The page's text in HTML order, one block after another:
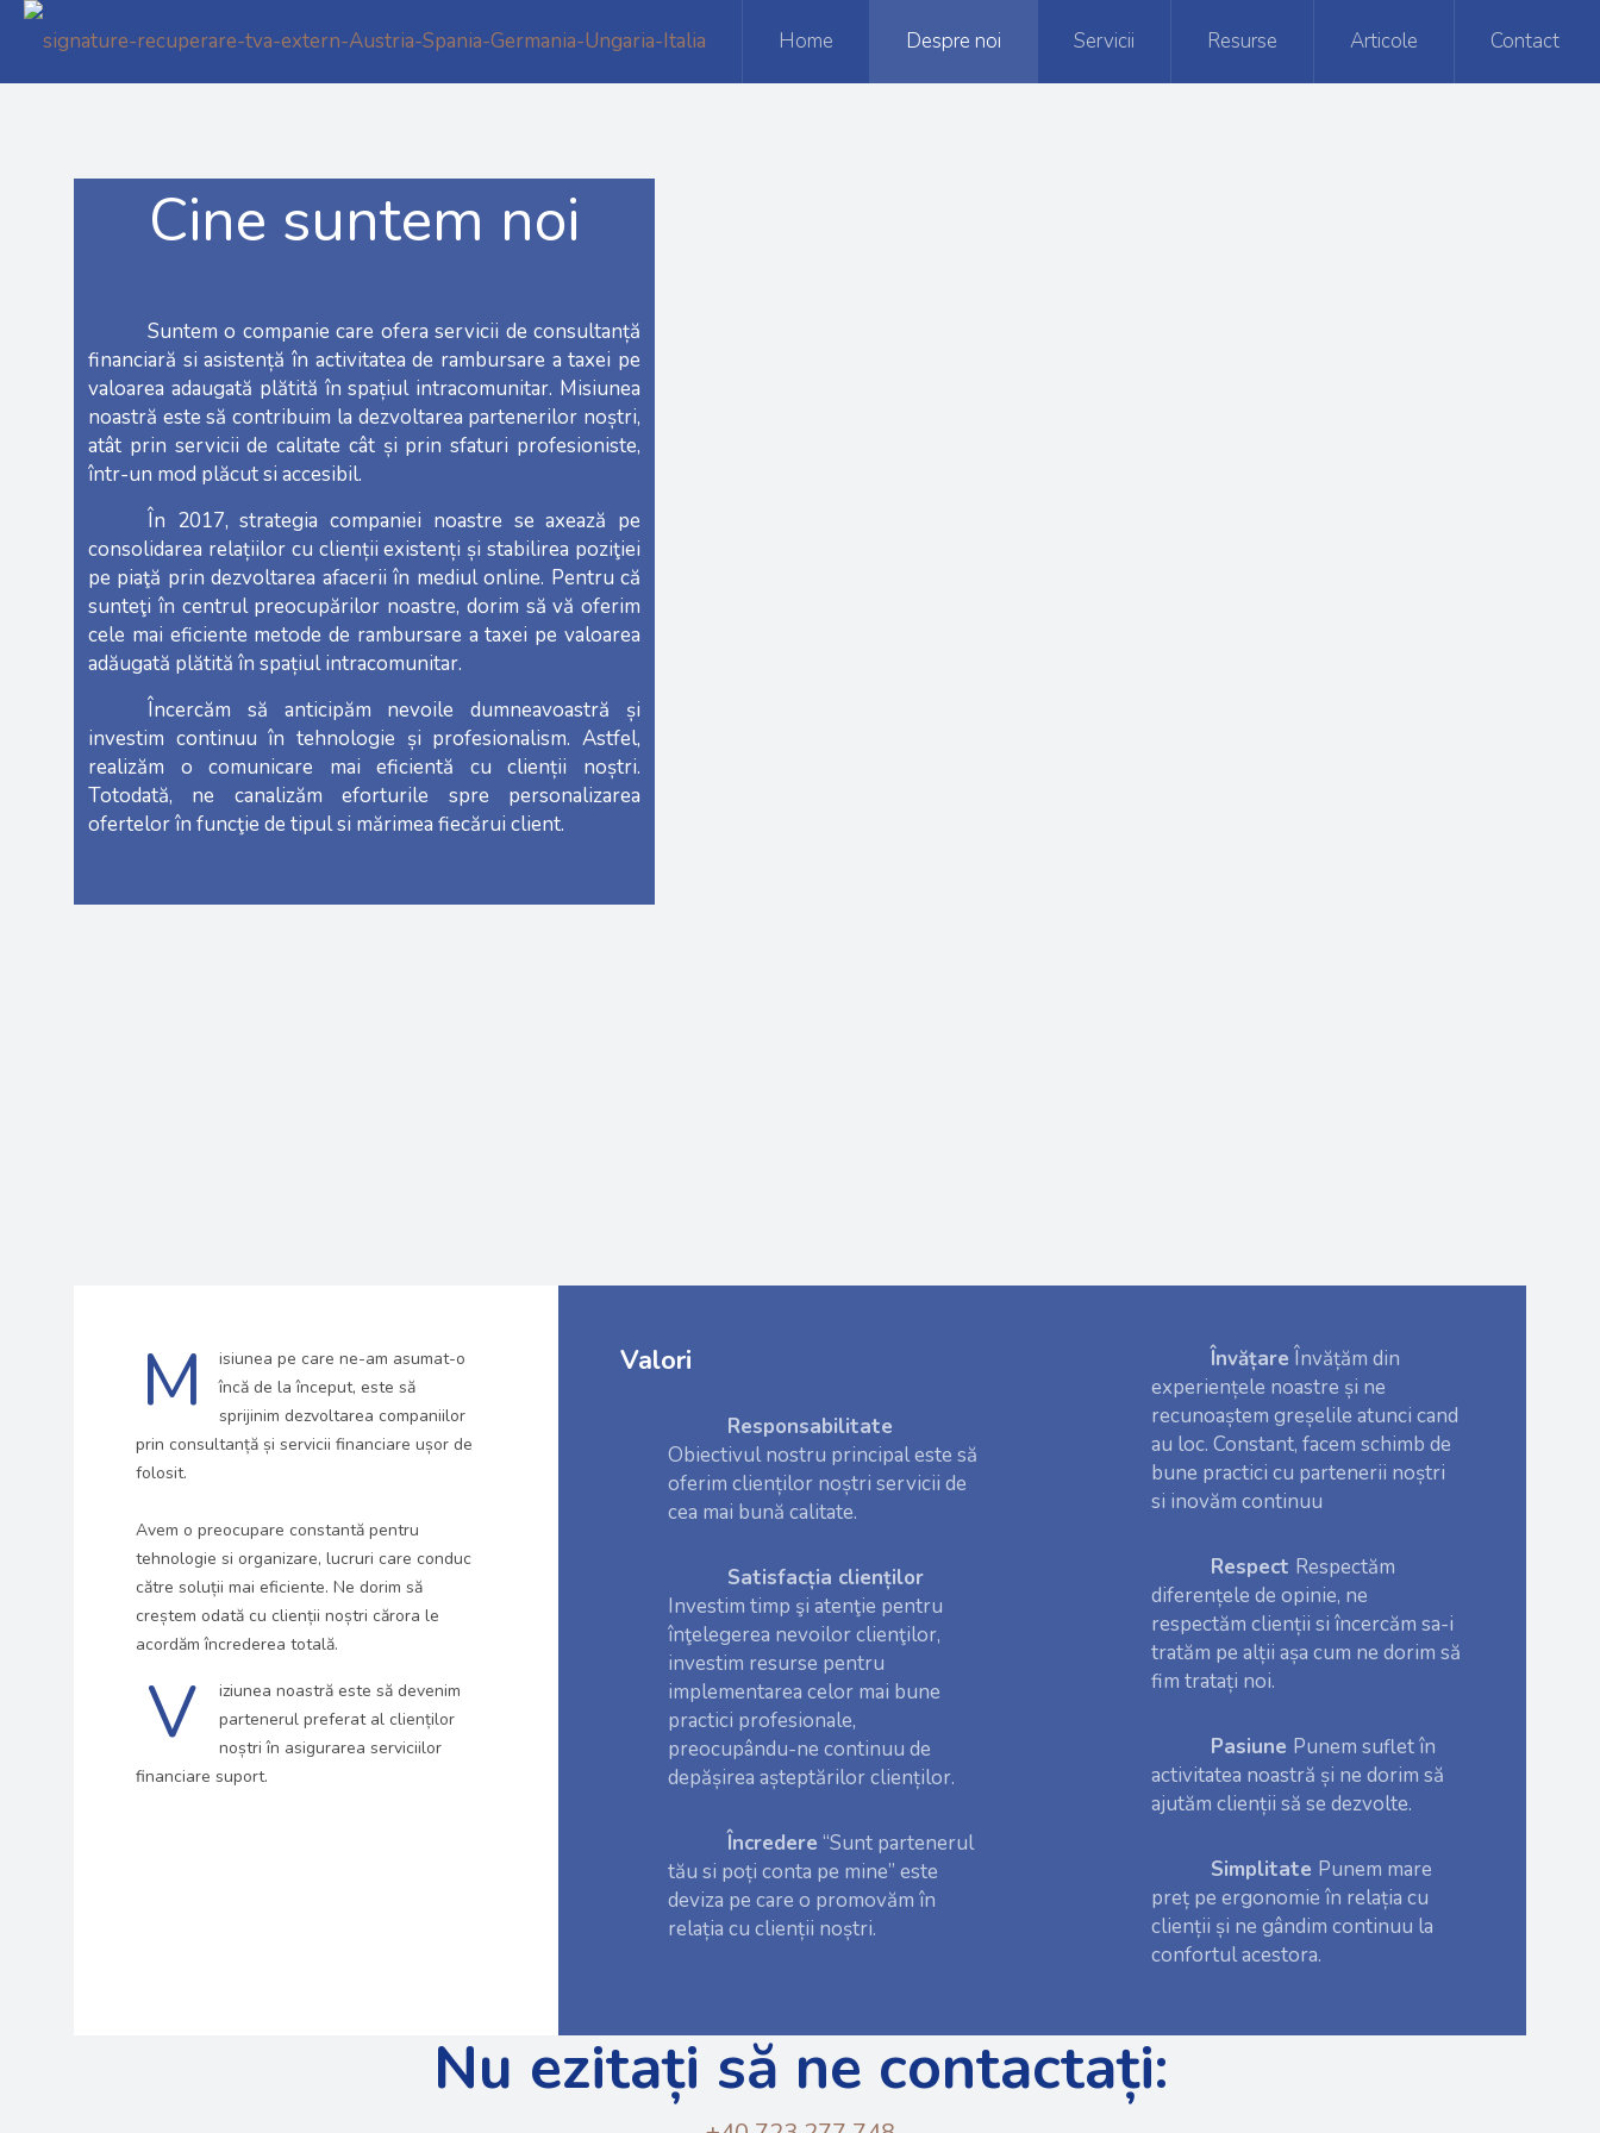
Home Despre noi Servicii Resurse Articole Contact
Cine suntem noi
Suntem o companie care ofera servicii de consultanță
financiară si asistență în activitatea de rambursare a taxei pe
valoarea adaugată plătită în spațiul intracomunitar. Misiunea
noastră este să contribuim la dezvoltarea partenerilor noștri,
atât prin servicii de calitate cât și prin sfaturi profesioniste,
într-un mod plăcut si accesibil.
În 2017, strategia companiei noastre se axează pe
consolidarea relațiilor cu clienții existenți și stabilirea poziţiei
pe piaţă prin dezvoltarea afacerii în mediul online. Pentru că
sunteţi în centrul preocupărilor noastre, dorim să vă oferim
cele mai eficiente metode de rambursare a taxei pe valoarea
adăugată plătită în spațiul intracomunitar.
Încercăm să anticipăm nevoile dumneavoastră și
investim continuu în tehnologie și profesionalism. Astfel,
realizăm o comunicare mai eficientă cu clienții noștri.
Totodată, ne canalizăm eforturile spre personalizarea
ofertelor în funcţie de tipul si mărimea fiecărui client.
M
isiunea pe care ne-am asumat-o
încă de la început, este să
sprijinim dezvoltarea companiilor
prin consultanță și servicii financiare ușor de
folosit.
Avem o preocupare constantă pentru
tehnologie si organizare, lucruri care conduc
către soluții mai eficiente. Ne dorim să
creștem odată cu clienții noștri cărora le
acordăm încrederea totală.
V
iziunea noastră este să devenim
partenerul preferat al clienților
noștri în asigurarea serviciilor
financiare suport.
Valori
Responsabilitate
Obiectivul nostru principal este să
oferim clienților noștri servicii de
cea mai bună calitate.
Satisfacția clienților
Investim timp şi atenţie pentru
înţelegerea nevoilor clienţilor,
investim resurse pentru
implementarea celor mai bune
practici profesionale,
preocupându-ne continuu de
depășirea așteptărilor clienților.
Încredere “Sunt partenerul
tău si poți conta pe mine” este
deviza pe care o promovăm în
relația cu clienții noștri.
Învățare Învățăm din
experiențele noastre și ne
recunoaștem greșelile atunci cand
au loc. Constant, facem schimb de
bune practici cu partenerii noștri
si inovăm continuu
Respect Respectăm
diferențele de opinie, ne
respectăm clienții si încercăm sa-i
tratăm pe alții așa cum ne dorim să
fim tratați noi.
Pasiune Punem suflet în
activitatea noastră și ne dorim să
ajutăm clienții să se dezvolte.
Simplitate Punem mare
preț pe ergonomie în relația cu
clienții și ne gândim continuu la
confortul acestora.
Nu ezitați să ne contactați: